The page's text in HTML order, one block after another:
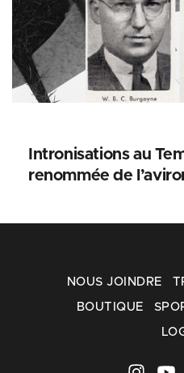
Intronisations au
renommée de
NOUS JOINDRE
BOUTIQUE